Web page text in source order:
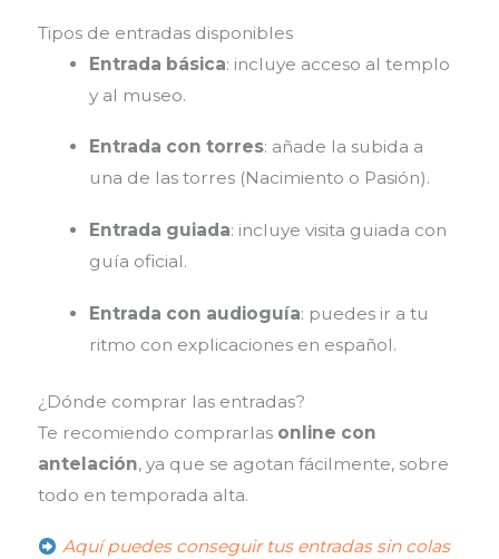
Tipos de entradas disponibles
Entrada básica: incluye acceso al templo
y al museo.
Entrada con torres: añade la subida a
una de las torres (Nacimiento o Pasión).
Entrada guiada: incluye visita guiada con
guía oficial.
Entrada con audioguía: puedes ir a tu
ritmo con explicaciones en español.
¿Dónde comprar las entradas?
Te recomiendo comprarlas online con
antelación, ya que se agotan fácilmente, sobre
todo en temporada alta.
Aquí puedes conseguir tus entradas sin colas